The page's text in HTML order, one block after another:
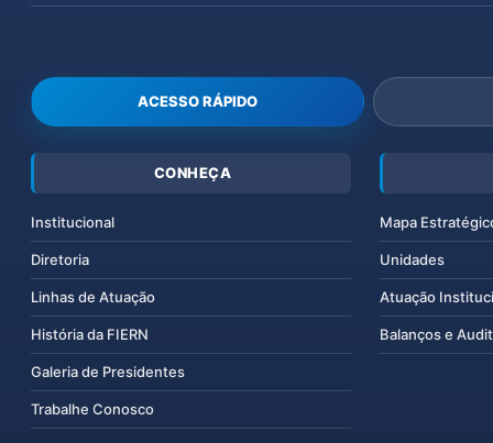
ACESSO RÁPIDO
CONHEÇA
Institucional
Diretoria
Linhas de Atuação
História da FIERN
Galeria de Presidentes
Trabalhe Conosco
Mapa
Unidades
Atuação
Balanços e